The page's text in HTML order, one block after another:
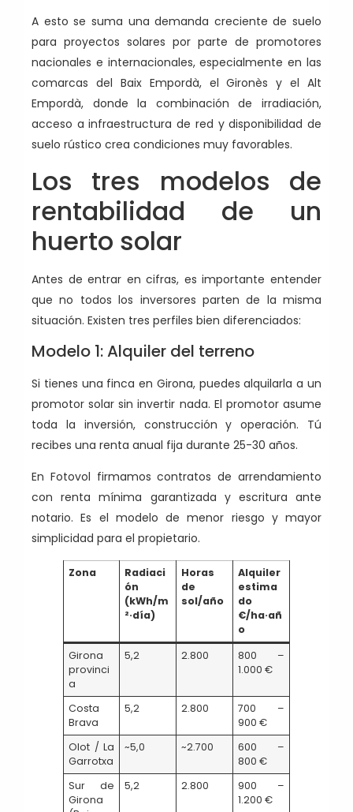
A esto se suma una demanda creciente de suelo
para proyectos solares por parte de promotores
nacionales e internacionales, especialmente en las
comarcas del Baix Empordà, el Gironès y el Alt
Empordà, donde la combinación de irradiación,
acceso a infraestructura de red y disponibilidad de
suelo rústico crea condiciones muy favorables.
Los tres modelos de
rentabilidad de un
huerto solar
Antes de entrar en cifras, es importante entender
que no todos los inversores parten de la misma
situación. Existen tres perfiles bien diferenciados:
Modelo 1: Alquiler del terreno
Si tienes una finca en Girona, puedes alquilarla a un
promotor solar sin invertir nada. El promotor asume
toda la inversión, construcción y operación. Tú
recibes una renta anual fija durante 25-30 años.
En Fotovol firmamos contratos de arrendamiento
con renta mínima garantizada y escritura ante
notario. Es el modelo de menor riesgo y mayor
simplicidad para el propietario.
Zona
Radiaci
ón
(kWh/m
²·día)
Horas
de
sol/año
Alquiler
estima
do
€/ha·añ
o
Girona
provinci
a
5,2 2.800
800 –
1.000 €
Costa
Brava
5,2 2.800
700 –
900 €
Olot / La
Garrotxa
~5,0 ~2.700
600 –
800 €
Sur de
Girona
5,2 2.800
900 –
1.200 €